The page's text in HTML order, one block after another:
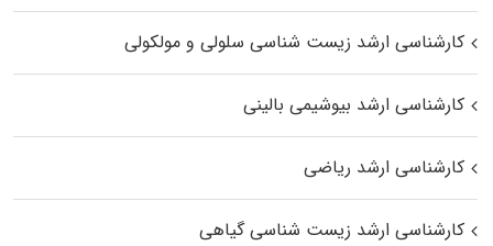
کارشناسی ارشد زیست شناسی سلولی و مولکولی
کارشناسی ارشد بیوشیمی بالینی
کارشناسی ارشد ریاضی
کارشناسی ارشد زیست‌ شناسی گیاهی